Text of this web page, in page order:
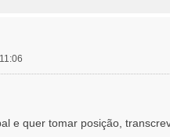
e quer tomar posição,